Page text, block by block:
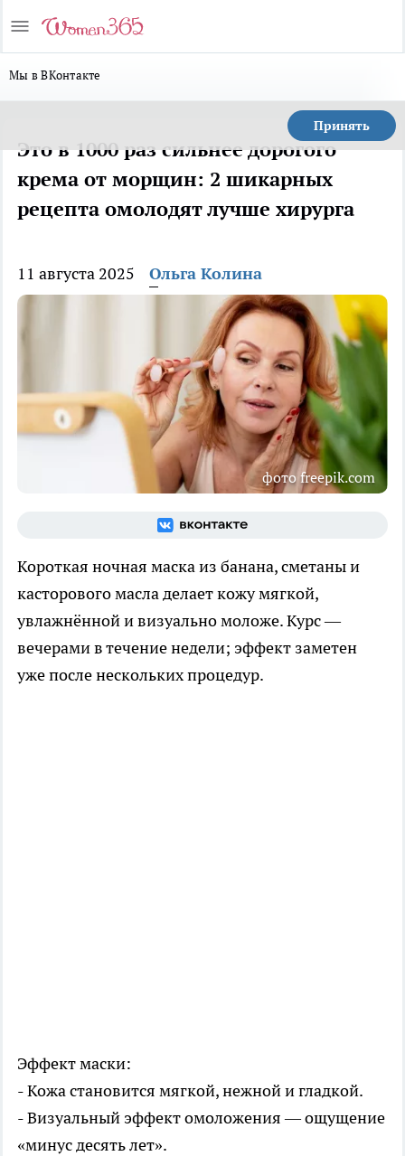
Мы в ВКонтакте
Принять
Это в 1000 раз сильнее дорогого
крема от морщин: 2 шикарных
рецепта омолодят лучше хирурга
11 августа 2025 Ольга Колина
фото freepik.com
Короткая ночная маска из банана, сметаны и
касторового масла делает кожу мягкой,
увлажнённой и визуально моложе. Курс —
вечерами в течение недели; эффект заметен
уже после нескольких процедур.
Эффект маски:
- Кожа становится мягкой, нежной и гладкой.
- Визуальный эффект омоложения — ощущение
«минус десять лет».